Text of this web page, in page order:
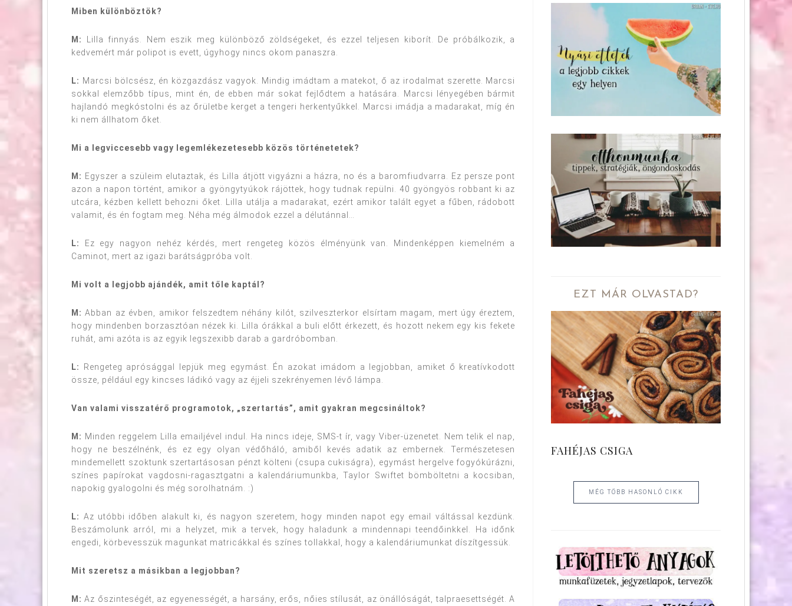
Miben különböztök?
M:
Lilla finnyás. Nem eszik meg különböző zöldségeket, és ezzel teljesen kiborít. De próbálkozik, a
kedvemért már polipot is evett, úgyhogy nincs okom panaszra.
L: Marcsi bölcsész, én közgazdász vagyok. Mindig imádtam a matekot, ő az irodalmat szerette. Marcsi
sokkal elemzőbb típus, mint én, de ebben már sokat fejlődtem a hatására. Marcsi lényegében bármit
hajlandó megkóstolni és az őrületbe kerget a tengeri herkentyűkkel. Marcsi imádja a madarakat, míg én
ki nem állhatom őket.
Mi a legviccesebb vagy legemlékezetesebb közös történetetek?
M: Egyszer a szüleim elutaztak, és Lilla átjött vigyázni a házra, no és a baromfiudvarra. Ez persze pont
azon a napon történt, amikor a gyöngytyúkok rájöttek, hogy tudnak repülni. 40 gyöngyös robbant ki az
utcára, kézben kellett behozni őket. Lilla utálja a madarakat, ezért amikor talált egyet a fűben, rádobott
valamit, és én fogtam meg. Néha még álmodok ezzel a délutánnal…
L:
Ez egy nagyon nehéz kérdés, mert rengeteg közös élményünk van. Mindenképpen kiemelném a
Caminot, mert az igazi barátságpróba volt.
Mi volt a legjobb ajándék, amit tőle kaptál?
M:Abban az évben, amikor felszedtem néhány kilót, szilveszterkor elsírtam magam, mert úgy éreztem,
hogy mindenben borzasztóan nézek ki. Lilla órákkal a buli előtt érkezett, és hozott nekem egy kis fekete
ruhát, ami azóta is az egyik legszexibb darab a gardróbomban.
L:
Rengeteg aprósággal lepjük meg egymást. Én azokat imádom a legjobban, amiket ő kreatívkodott
össze, például egy kincses ládikó vagy az éjjeli szekrényemen lévő lámpa.
Van valami visszatérő programotok, „szertartás”, amit gyakran megcsináltok?
M: Minden reggelem Lilla emailjével indul. Ha nincs ideje, SMS-t ír, vagy Viber-üzenetet. Nem telik el nap,
hogy ne beszélnénk, és ez egy olyan védőháló, amiből kevés adatik az embernek. Természetesen
mindemellett szoktunk szertartásosan pénzt költeni (csupa cukiságra), egymást hergelve fogyókúrázni,
színes papírokat vagdosni-ragasztgatni a kalendáriumunkba, Taylor Swiftet bömböltetni a kocsiban,
napokig gyalogolni és még sorolhatnám. :)
L: Az utóbbi időben alakult ki, és nagyon szeretem, hogy minden napot egy email váltással kezdünk.
Beszámolunk arról, mi a helyzet, mik a tervek, hogy haladunk a mindennapi teendőinkkel. Ha időnk
engedi, körbevesszük magunkat matricákkal és színes tollakkal, hogy a kalendáriumunkat díszítgessük.
Mit szeretsz a másikban a legjobban?
M: Az őszinteségét, az egyenességét, a harsány, erős, nőies stílusát, az önállóságát, talpraesettségét. A
EZT MÁR OLVASTAD?
FAHÉJAS CSIGA
MÉG TÖBB HASONLÓ CIKK